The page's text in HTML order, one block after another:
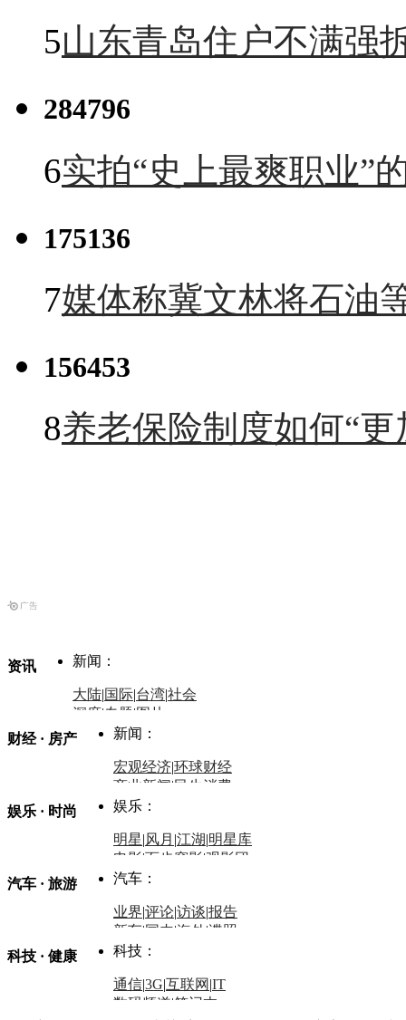
5山东青岛住户不满强
284796
6实拍“史上最爽职业”
175136
7媒体称冀文林将石油
156453
8养老保险制度如何“
资讯 新闻：
大陆|国际|台湾|社会
深度|专题|图片
中国政要资料库
评论：
时事开讲
军事：
中国军情|环球军情
体育：
NBA CBA|大局观
历史：
财经 · 房产 新闻：
宏观经济|环球财经
商业新闻|民生消费
商业评论|宏观分析
金融观察
股票：
炒股大赛
投资观察|龙虎榜点评
黑马追踪|明星分析师
娱乐 · 时尚 娱乐：
明星|风月 |江湖|明星库
电影|百步穿影|观影团
星座 塔罗
时尚：
时装
化妆品库|试用中心
情感|奢侈品|图片
汽车 · 旅游 汽车：
业界|评论|访谈|报告
新车|国内|海外 |谍照
购车 导购
用车专栏|二手车
科技 · 健康 科技：
通信|3G|互联网 |IT
数码频道|笔记本